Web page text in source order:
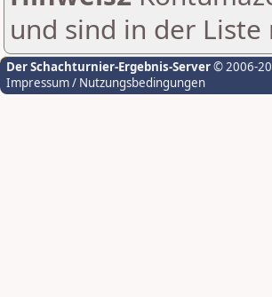
und sind in der
Der Schachturnier-Ergebnis-Server© 2006-
Impressum / Nutzungsbedingungen